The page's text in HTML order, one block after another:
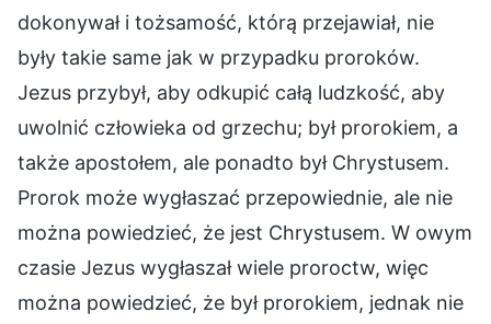
dokonywał i tożsamość, którą przejawiał, nie
były takie same jak w przypadku proroków.
Jezus przybył, aby odkupić całą ludzkość, aby
uwolnić człowieka od grzechu; był prorokiem, a
także apostołem, ale ponadto był Chrystusem.
Prorok może wygłaszać przepowiednie, ale nie
można powiedzieć, że jest Chrystusem. W owym
czasie Jezus wygłaszał wiele proroctw, więc
można powiedzieć, że był prorokiem, jednak nie